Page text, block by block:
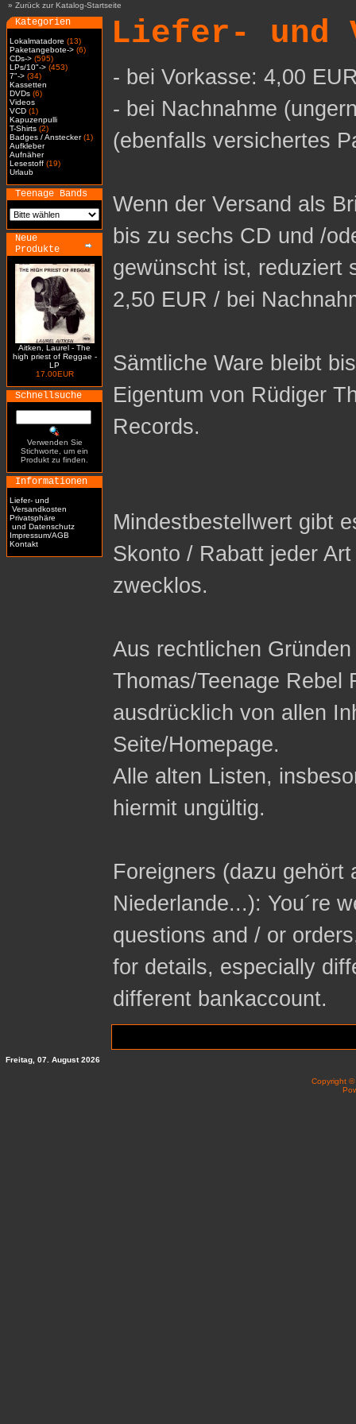
» Zurück zur Katalog-Startseite
Kategorien
Lokalmatadore (13)
Paketangebote-> (6)
CDs-> (595)
LPs/10"-> (453)
7"-> (34)
Kassetten
DVDs (6)
Videos
VCD (1)
Kapuzenpulli
T-Shirts (2)
Badges / Anstecker(1)
Aufkleber
Aufnäher
Lesestoff (19)
Urlaub
Teenage Bands
Neue
Produkte
Aitken, Laurel - The
high priest of Reggae -
LP
17.00EUR
Schnellsuche
Verwenden Sie
Stichworte, um ein
Produkt zu finden.
Informationen
Liefer- und
Versandkosten
Privatsphäre
und Datenschutz
Impressum/AGB
Kontakt
Liefer- und
- bei Vorkasse: 4,00
- bei Nachnahme
(ebenfalls versichertes
Wenn der Versand als
bis zu sechs CD und /
gewünscht ist, reduziert
2,50 EUR / bei
Sämtliche Ware bleibt
Eigentum von Rüdiger
Records.
Mindestbestellwert gibt
Skonto / Rabatt jeder
zwecklos.
Aus rechtlichen
Thomas/Teenage Rebel
ausdrücklich von allen
Seite/Homepage.
Alle alten Listen,
hiermit ungültig.
Foreigners (dazu gehört
Niederlande...): You´re
questions and / or
for details, especially
different bankaccount.
Freitag, 07. August 2026
Copyright